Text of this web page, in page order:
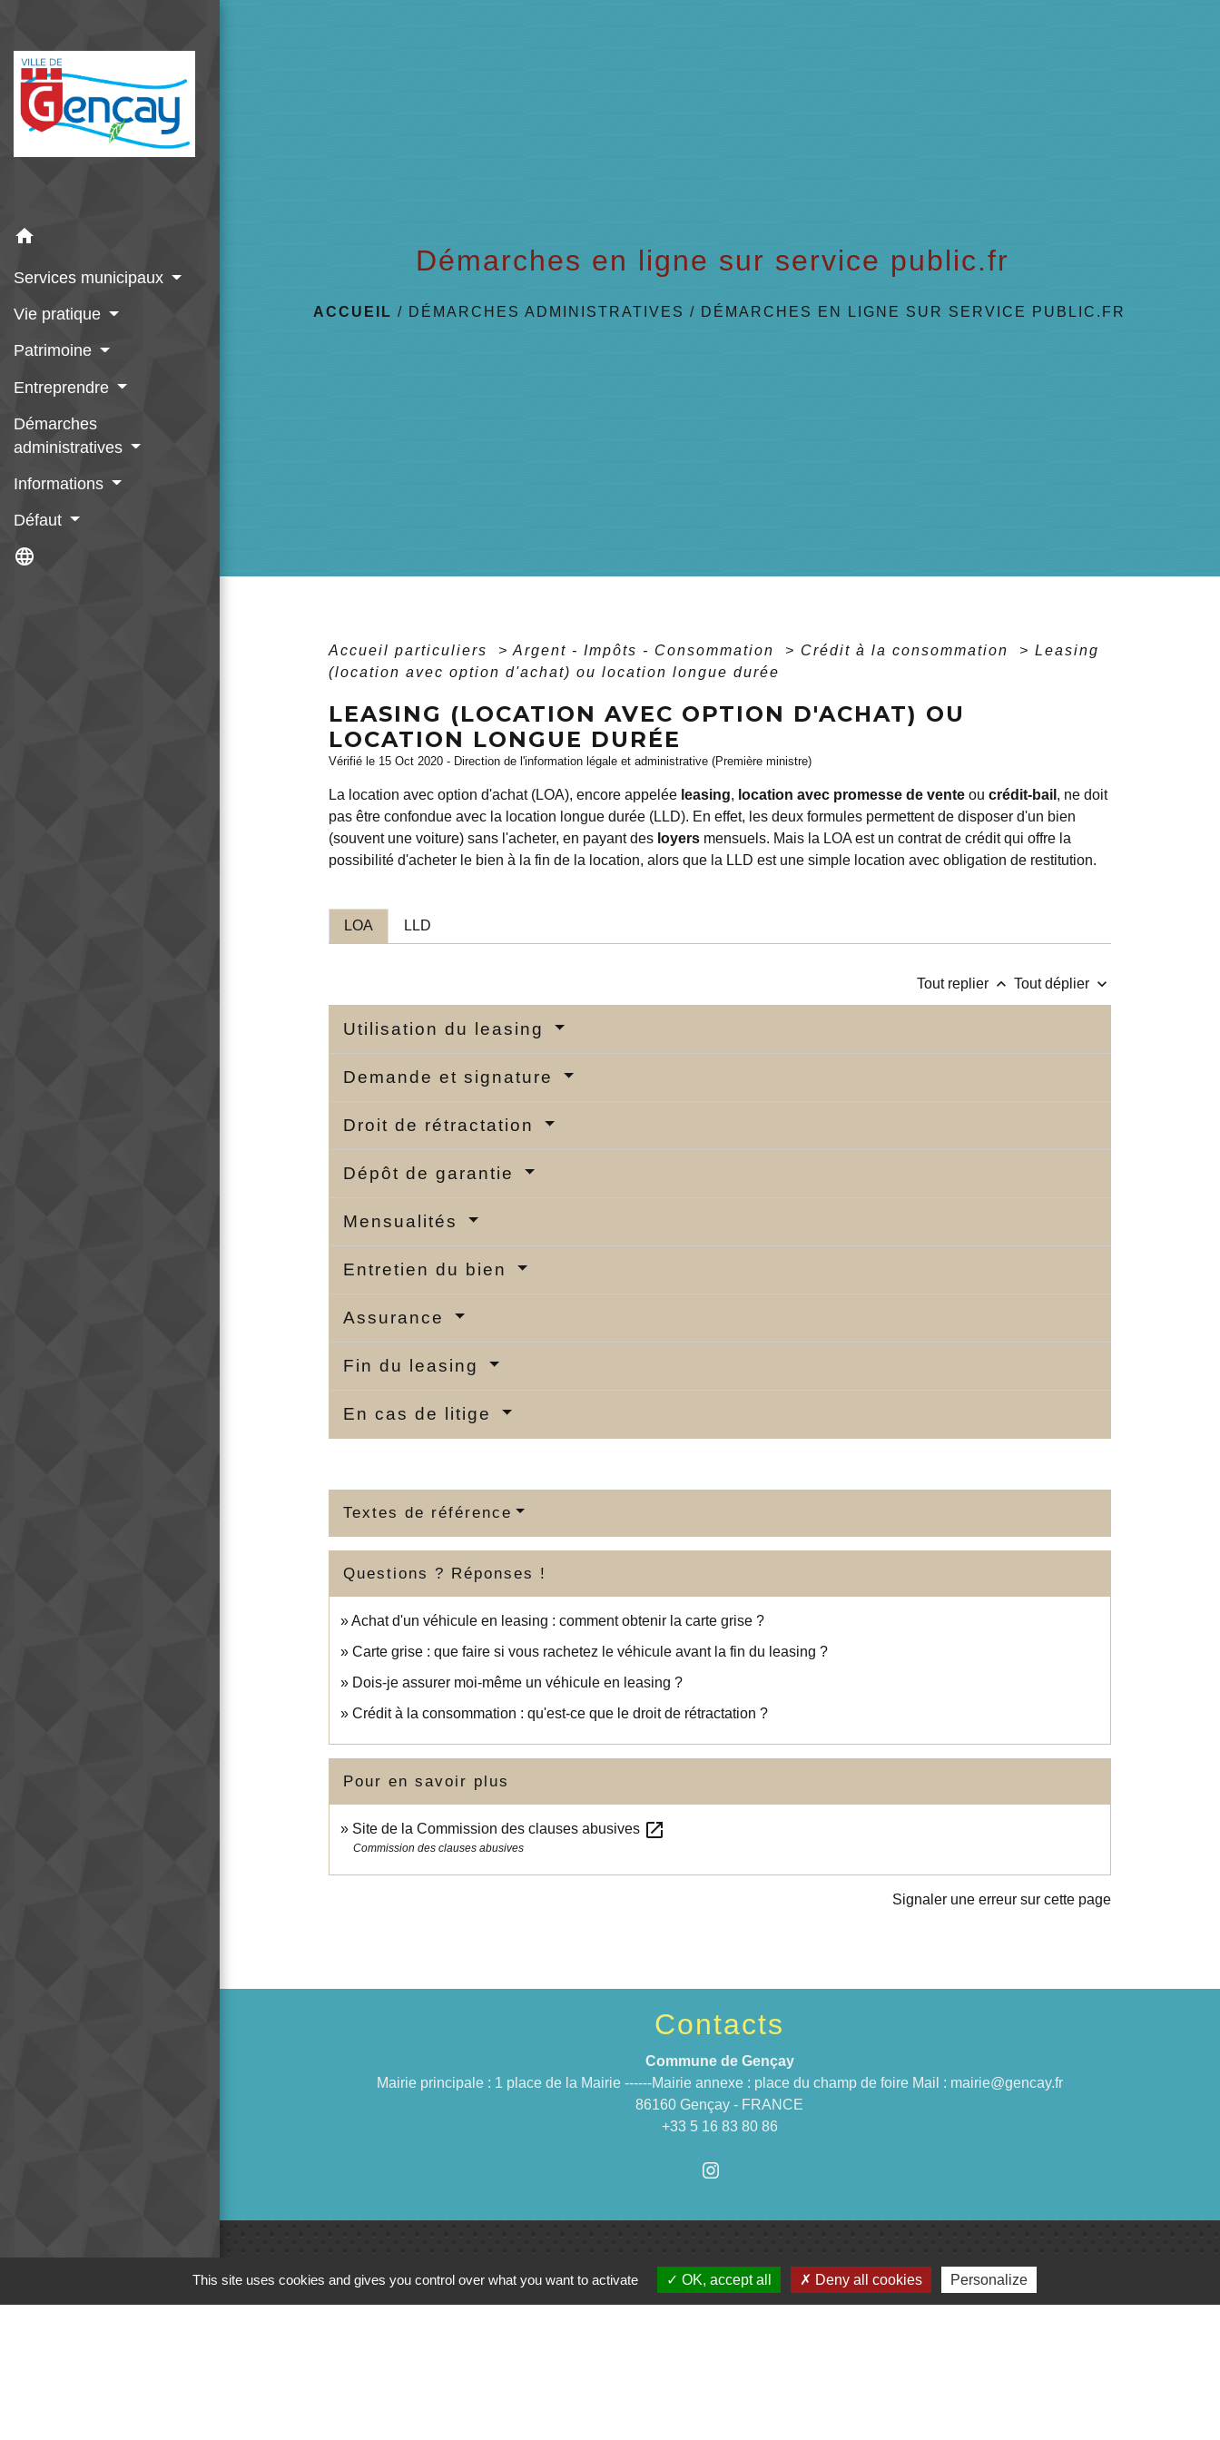
home
Services municipaux
Vie pratique
Patrimoine
Entreprendre
Démarches
administratives
Informations
Défaut
language
Démarches en ligne sur service public.fr
ACCUEIL / DÉMARCHES ADMINISTRATIVES / DÉMARCHES EN LIGNE SUR SERVICE PUBLIC.FR
Accueil particuliers > Argent - Impôts - Consommation > Crédit à la consommation > Leasing
(location avec option d'achat) ou location longue durée
LEASING (LOCATION AVEC OPTION D'ACHAT) OU
LOCATION LONGUE DURÉE
Vérifié le 15 Oct 2020 - Direction de l'information légale et administrative (Première ministre)
La location avec option d'achat (LOA), encore appelée leasing, location avec promesse de venteou crédit-bail , ne doit
pas être confondue avec la location longue durée (LLD). En effet, les deux formules permettent de disposer d'un bien
(souvent une voiture) sans l'acheter, en payant des loyersmensuels. Mais la LOA est un contrat de crédit qui offre la
possibilité d'acheter le bien à la fin de la location, alors que la LLD est une simple location avec obligation de restitution.
LOA LLD
Tout replier keyboard_arrow_up Tout déplier keyboard_arrow_down
Utilisation du leasing
Demande et signature
Droit de rétractation
Dépôt de garantie
Mensualités
Entretien du bien
Assurance
Fin du leasing
En cas de litige
Textes de référence
Questions ? Réponses !
Achat d'un véhicule en leasing : comment obtenir la carte grise ?
Carte grise : que faire si vous rachetez le véhicule avant la fin du leasing ?
Dois-je assurer moi-même un véhicule en leasing ?
Crédit à la consommation : qu'est-ce que le droit de rétractation ?
Pour en savoir plus
Site de la Commission des clauses abusives open_in_new
Commission des clauses abusives
Signaler une erreur sur cette page
Contacts
Commune de Gençay
Mairie principale : 1 place de la Mairie ------Mairie annexe : place du champ de foire Mail : mairie@gencay.fr
86160 Gençay - FRANCE
+33 5 16 83 80 86
Liens Jumelages
This site uses cookies and gives you control over what you want to activate OK, accept all Deny all cookies Personalize